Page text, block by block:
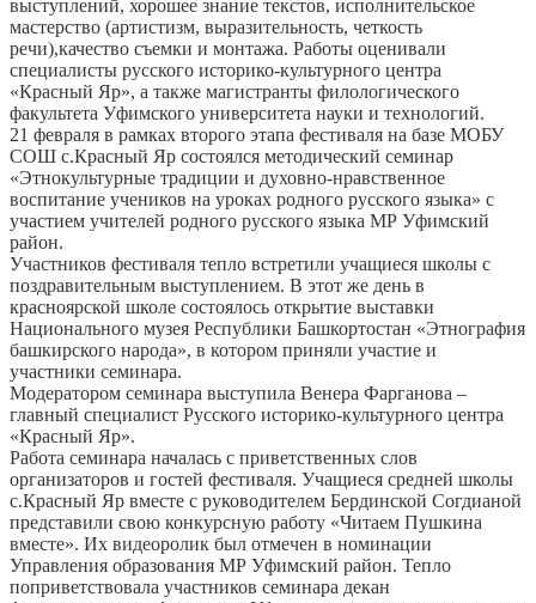
выступлений, хорошее знание текстов, исполнительское
мастерство (артистизм, выразительность, четкость
речи),качество съемки и монтажа. Работы оценивали
специалисты русского историко-культурного центра
«Красный Яр», а также магистранты филологического
факультета Уфимского университета науки и технологий.
21 февраля в рамках второго этапа фестиваля на базе МОБУ
СОШ с.Красный Яр состоялся методический семинар
«Этнокультурные традиции и духовно-нравственное
воспитание учеников на уроках родного русского языка» с
участием учителей родного русского языка МР Уфимский
район.
Участников фестиваля тепло встретили учащиеся школы с
поздравительным выступлением. В этот же день в
красноярской школе состоялось открытие выставки
Национального музея Республики Башкортостан «Этнография
башкирского народа», в котором приняли участие и
участники семинара.
Модератором семинара выступила Венера Фарганова –
главный специалист Русского историко-культурного центра
«Красный Яр».
Работа семинара началась с приветственных слов
организаторов и гостей фестиваля. Учащиеся средней школы
с.Красный Яр вместе с руководителем Бердинской Согдианой
представили свою конкурсную работу «Читаем Пушкина
вместе». Их видеоролик был отмечен в номинации
Управления образования МР Уфимский район. Тепло
поприветствовала участников семинара декан